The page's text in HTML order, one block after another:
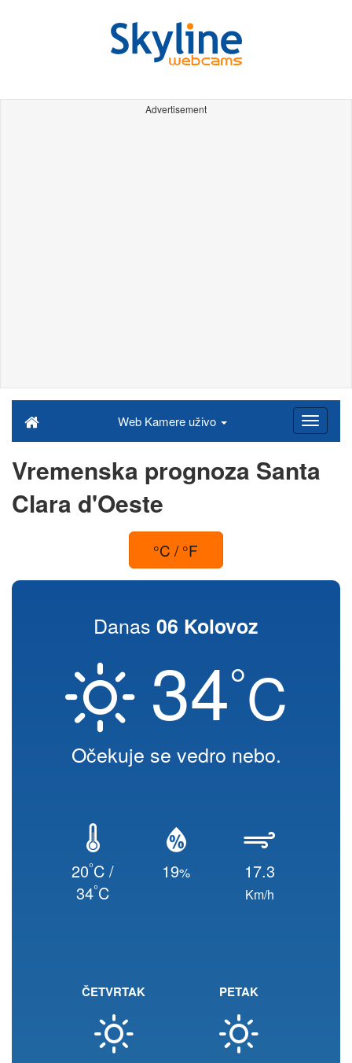
Advertisement
Web Kamere uživo
Vremenska prognoza Santa
Clara d'Oeste
°C / °F
Danas 06 Kolovoz
34°C
Očekuje se vedro nebo.
20°C /
34°C
19% 17.3
Km/h
ČETVRTAK PETAK